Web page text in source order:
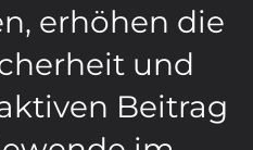
erhöhen die
und
Beitrag